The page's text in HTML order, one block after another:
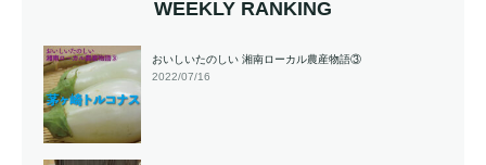
WEEKLY RANKING
おいしいたのしい 湘南ローカル農産物語③
2022/07/16